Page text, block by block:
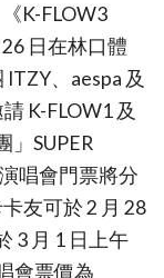
K-FLOW3
日在林口體
、aespa 及
K-FLOW1 及
」SUPER
唱會門票將分
友可於 2 月 28
3 月 1 日上午
會票價為